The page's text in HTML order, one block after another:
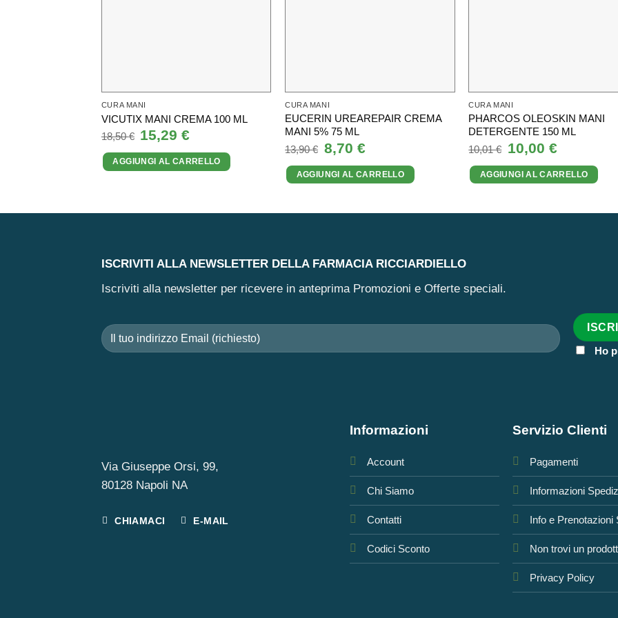
CURA MANI
VICUTIX MANI CREMA 100 ML
18,50€ Il
prezzo
originale
era:
18,50 €.
15,29€
attuale
è:
15,29 €.
AGGIUNGI AL CARRELLO
CURA MANI
EUCERIN UREAREPAIR CREMA
MANI 5% 75 ML
13,90€ Il
prezzo
originale
era:
13,90 €.
8,70 €Il
prezzo
attuale
è:
8,70 €.
AGGIUNGI AL CARRELLO
CURA MANI
PHARCOS OLEOSKIN MANI
DETERGENTE 150 ML
10,01€ Il
prezzo
originale
era:
10,01 €.
10,00 €Il
prezzo
attuale
è:
10,00 €.
AGGIUNGI AL CARRELLO
ISCRIVITI ALLA NEWSLETTER DELLA FARMACIA RICCIARDIELLO
Iscriviti alla newsletter per ricevere in anteprima Promozioni e Offerte speciali.
Ho
Via Giuseppe Orsi, 99,
80128 Napoli NA
CHIAMACI E-MAIL
Informazioni
Account
Chi Siamo
Contatti
Codici Sconto
Servizio Clienti
Pagamenti
Informazioni
Info e Prenotazioni
Non trovi un
Privacy Policy